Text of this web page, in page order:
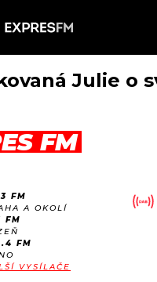
Julie o
FM
FM
A OKOLÍ
FM
FM
VYSÍLAČE